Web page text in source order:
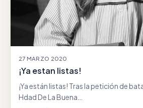
27 MARZO 2020
¡Ya estan listas!
¡Ya están listas! Tras la petición de
Hdad De La Buena…